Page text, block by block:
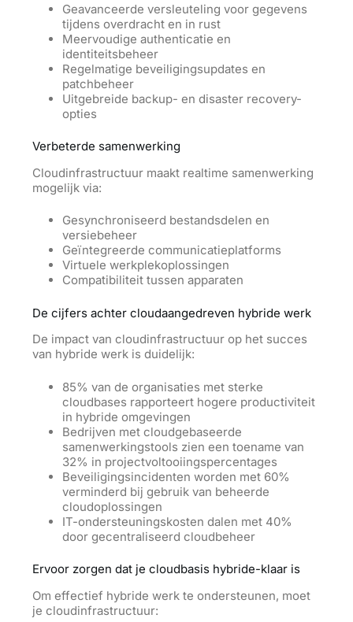
Geavanceerde versleuteling voor gegevens
tijdens overdracht en in rust
Meervoudige authenticatie en
identiteitsbeheer
Regelmatige beveiligingsupdates en
patchbeheer
Uitgebreide backup- en disaster recovery-
opties
Verbeterde samenwerking
Cloudinfrastructuur maakt realtime samenwerking
mogelijk via:
Gesynchroniseerd bestandsdelen en
versiebeheer
Geïntegreerde communicatieplatforms
Virtuele werkplekoplossingen
Compatibiliteit tussen apparaten
De cijfers achter cloudaangedreven hybride werk
De impact van cloudinfrastructuur op het succes
van hybride werk is duidelijk:
85% van de organisaties met sterke
cloudbases rapporteert hogere productiviteit
in hybride omgevingen
Bedrijven met cloudgebaseerde
samenwerkingstools zien een toename van
32% in projectvoltooiingspercentages
Beveiligingsincidenten worden met 60%
verminderd bij gebruik van beheerde
cloudoplossingen
IT-ondersteuningskosten dalen met 40%
door gecentraliseerd cloudbeheer
Ervoor zorgen dat je cloudbasis hybride-klaar is
Om effectief hybride werk te ondersteunen, moet
je cloudinfrastructuur: